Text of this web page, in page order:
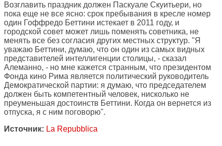
Возглавить праздник должен Паскуале Скуитьери, но
пока еще не все ясно: срок пребывания в кресле номер
один Гоффредо Беттини истекает в 2011 году, и
городской совет может лишь поменять советника, не
менять все без согласия других местных структур. "Я
уважаю Беттини, думаю, что он один из самых видных
представителей интеллигенции столицы, - сказал
Алеманно, - но мне кажется странным, что президентом
Фонда кино Рима является политический руководитель
Демократической партии: я думаю, что председателем
должен быть компетентный человек, нисколько не
преуменьшая достоинств Беттини. Когда он вернется из
отпуска, я с ним поговорю".
Источник: La Repubblica